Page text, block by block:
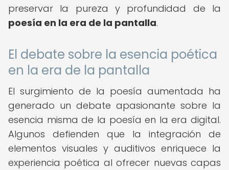
preservar la pureza y profundidad de la
poesía en la era de la pantalla.
El debate sobre la esencia poética
en la era de la pantalla
El surgimiento de la poesía aumentada ha
generado un debate apasionante sobre la
esencia misma de la poesía en la era digital.
Algunos defienden que la integración de
elementos visuales y auditivos enriquece la
experiencia poética al ofrecer nuevas capas